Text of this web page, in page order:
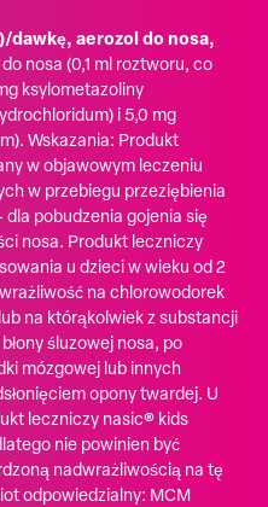
dawkę, aerozol do nosa,
nosa (0,1 ml roztworu, co
ksylometazoliny
i 5,0 mg
Wskazania: Produkt
w objawowym leczeniu
w przebiegu przeziębienia
pobudzenia gojenia się
nosa. Produkt leczniczy
u dzieci w wieku od 2
na chlorowodorek
na którąkolwiek z substancji
śluzowej nosa, po
mózgowej lub innych
opony twardej. U
leczniczy nasic® kids
nie powinien być
nadwrażliwością na tę
odpowiedzialny: MCM